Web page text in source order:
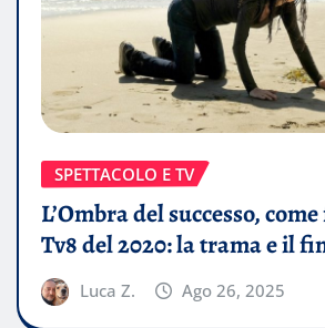
SPETTACOLO E TV
L’Ombra del successo,
Tv8 del 2020: la trama e il
Luca Z. Ago 26, 2025